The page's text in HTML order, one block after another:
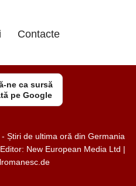
Contacte
ne ca sursă
pe Google
Știri de ultima oră din Germania
New European Media Ltd |